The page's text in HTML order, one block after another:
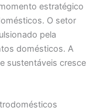
estratégico
O setor
pela
domésticos. A
sustentáveis cresce